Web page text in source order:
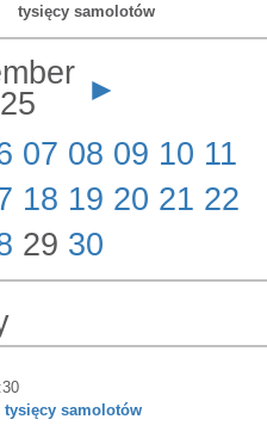
tysięcy samolotów
►
07 08 09 10 11
18 19 20 21 22
29 30
samolotów